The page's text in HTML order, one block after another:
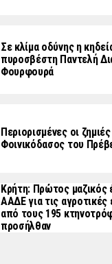
Σε κλίμα οδύνης η
πυροσβέστη Παντελή
Φουρφουρά
Περιορισμένες οι
Φοινικόδασος του
Κρήτη: Πρώτος μαζικός
ΑΑΔΕ για τις αγροτικές
από τους 195
προσήλθαν